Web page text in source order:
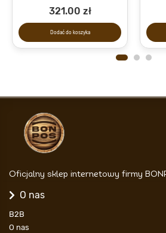
321.00 zł
Dodać do koszyka
Oficjalny sklep internetowy firmy
O nas
B2B
O nas